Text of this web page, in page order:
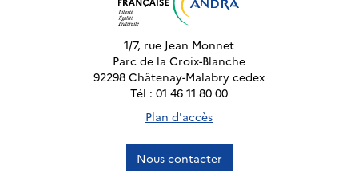
1/7, rue Jean Monnet
Parc de la Croix-Blanche
92298 Châtenay-Malabry cedex
Tél : 01 46 11 80 00
Plan d'accès
Nous contacter